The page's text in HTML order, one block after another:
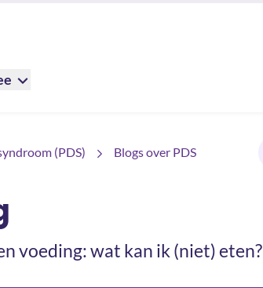
(PDS) Blogs over PDS
voeding: wat kan ik (niet) eten?